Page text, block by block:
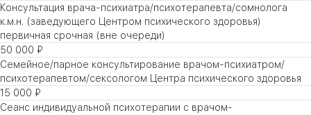
Консультация врача-психиатра/психотерапевта/сомнолога
к.м.н. (заведующего Центром психического здоровья)
первичная срочная (вне очереди)
50 000 ₽
Семейное/парное консультирование врачом-психиатром/
психотерапевтом/сексологом Центра психического здоровья
15 000 ₽
Сеанс индивидуальной психотерапии с врачом-